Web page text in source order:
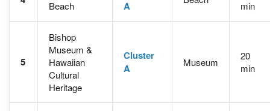
Beach A min
5
Bishop
Museum &
Hawaiian
Cultural
Heritage
Cluster
A
Museum
20
min